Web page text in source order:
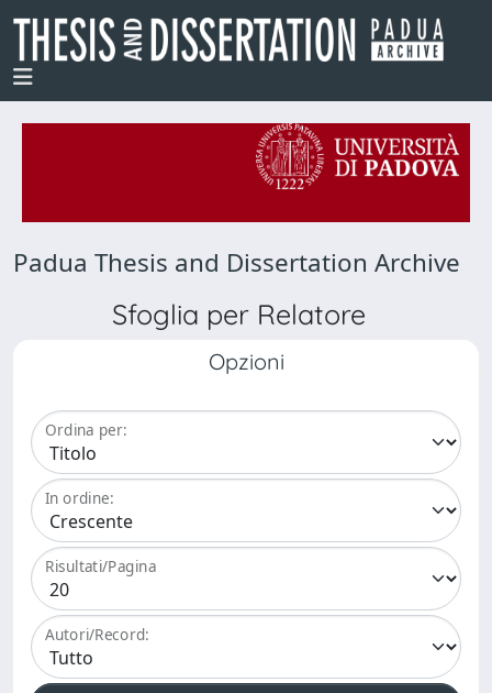
Padua Thesis and Dissertation Archive
Sfoglia per Relatore
Opzioni
Ordina per:
In ordine:
Risultati/Pagina
Autori/Record: